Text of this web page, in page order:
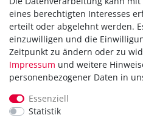
Versandkostenfrei ab 40,-€
Zahlung
Versand
Daten­schutz­erklärung
AGB
Hinweis zur Batterieentsorgung
Erklärung zur Barrierefreiheit
Kontakt
eines berechtigten Interesses
erteilt oder abgelehnt werden.
einzuwilligen und die
Zeitpunkt zu ändern oder zu
Impressum und weitere
personenbezogener Daten in
Essenziell
Statistik